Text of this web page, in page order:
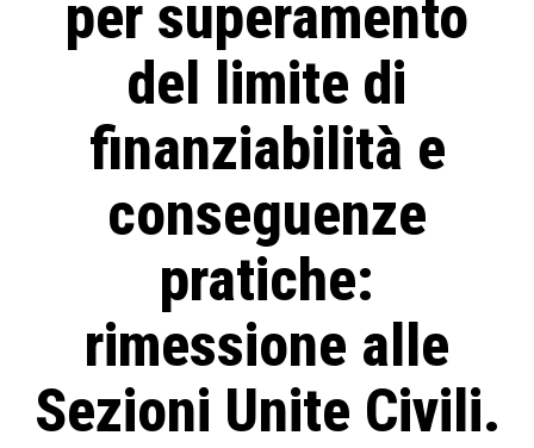
per superamento
del limite di
finanziabilità e
conseguenze
pratiche:
rimessione alle
Sezioni Unite Civili.